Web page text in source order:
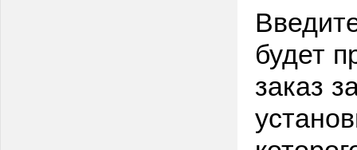
будет
заказ